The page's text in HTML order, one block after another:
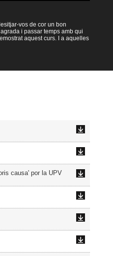
vos de cor un bon
i passar temps amb qui
aquest curs. I a aquelles
causa' por la UPV